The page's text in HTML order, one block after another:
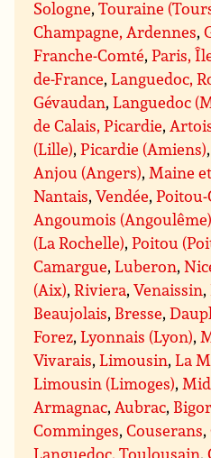
Sologne,Touraine
Champagne, Ardennes,
Franche-Comté,Paris,
de-France,Languedoc,
Gévaudan,Languedoc
de Calais, Picardie,
(Lille),Picardie (Amiens)
Anjou (Angers), Maine
Nantais,Vendée,
Angoumois (Angoulême)
(La Rochelle),Poitou
Camargue,Luberon,
(Aix),Riviera,Venaissin,
Beaujolais, Bresse,
Forez,Lyonnais (Lyon),
Vivarais,Limousin,La
Limousin (Limoges),
Armagnac, Aubrac,
Comminges,Couserans,
Languedoc, Toulousain,